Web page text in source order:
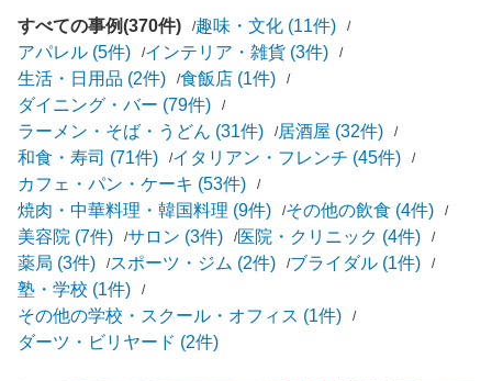
すべての事例(370件)
趣味・文化 (11件)
アパレル (5件)
インテリア・雑貨 (3件)
生活・日用品 (2件)
食飯店 (1件)
ダイニング・バー (79件)
ラーメン・そば・うどん (31件)
居酒屋 (32件)
和食・寿司 (71件)
イタリアン・フレンチ (45件)
カフェ・パン・ケーキ (53件)
焼肉・中華料理・韓国料理 (9件)
その他の飲食 (4件)
美容院 (7件)
サロン (3件)
医院・クリニック (4件)
薬局 (3件)
スポーツ・ジム (2件)
ブライダル (1件)
塾・学校 (1件)
その他の学校・スクール・オフィス (1件)
ダーツ・ビリヤード (2件)